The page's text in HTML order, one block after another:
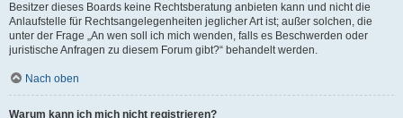
Besitzer dieses Boards keine Rechtsberatung anbieten kann und nicht die
Anlaufstelle für Rechtsangelegenheiten jeglicher Art ist; außer solchen, die
unter der Frage „An wen soll ich mich wenden, falls es Beschwerden oder
juristische Anfragen zu diesem Forum gibt?“ behandelt werden.
Nach oben
Warum kann ich mich nicht registrieren?